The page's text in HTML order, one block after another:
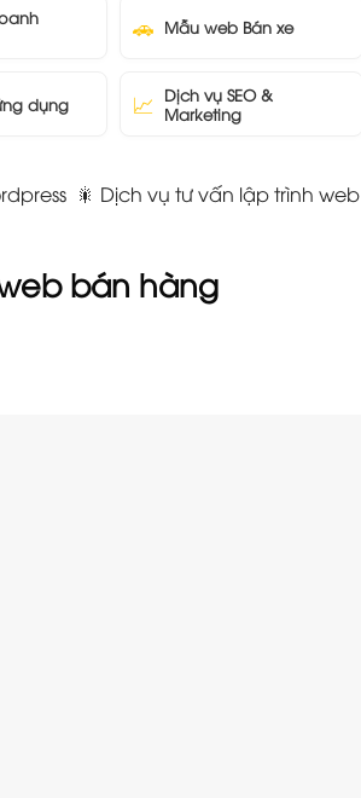
🚗 Mẫu web Bán xe
dụng 📈
Dịch vụ SEO &
Marketing
🎇 Dịch vụ tư vấn lập trình web
bán hàng